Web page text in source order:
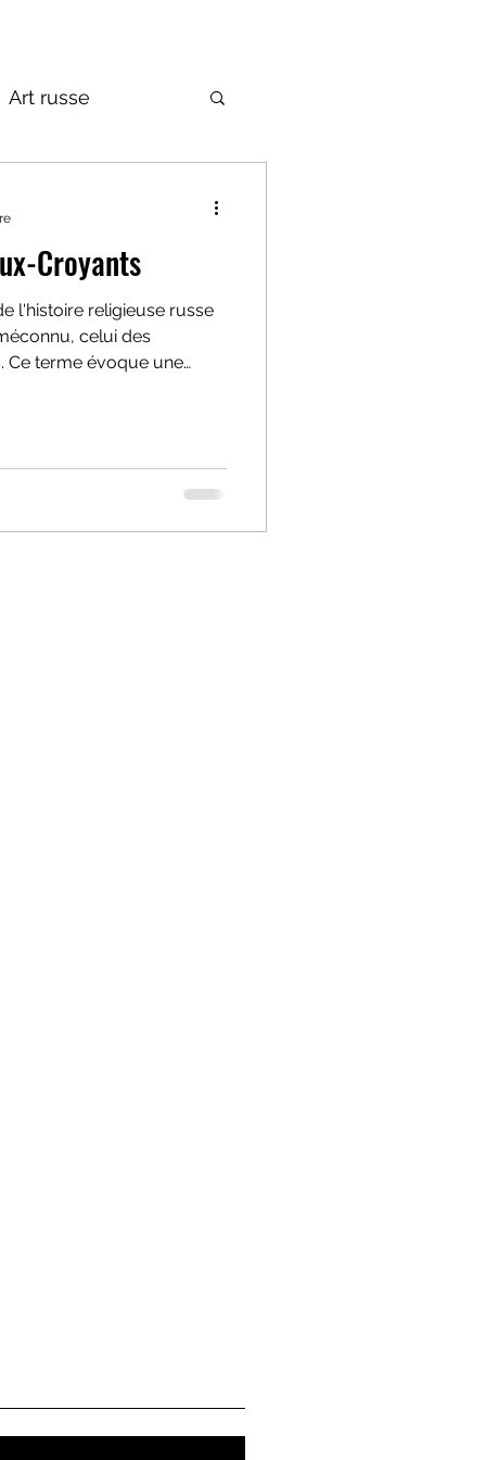
Art russe
Croyants
l'histoire religieuse russe
celui des
Ce terme évoque une